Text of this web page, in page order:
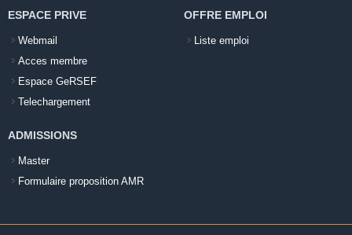
ESPACE PRIVE
Webmail
Acces membre
Espace GeRSEF
Telechargement
OFFRE EMPLOI
Liste emploi
ADMISSIONS
Master
Formulaire proposition AMR